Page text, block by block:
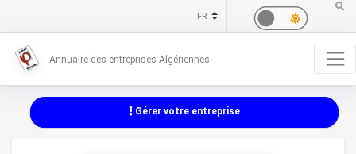
Annuaire des entreprises Algériennes
Gérer votre entreprise